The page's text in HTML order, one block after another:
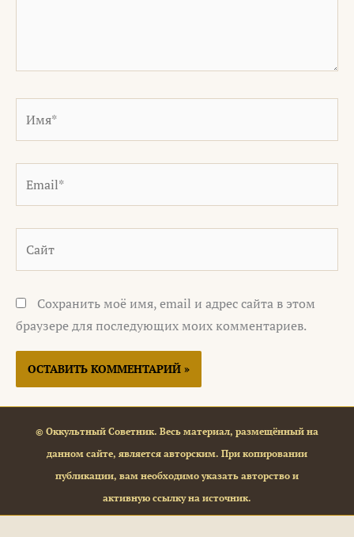
Сохранить моё имя, email и адрес сайта в этом
браузере для последующих моих комментариев.
© Оккультный Советник. Весь материал, размещённый на
данном сайте, является авторским. При копировании
публикации, вам необходимо указать авторство и
активную ссылку на источник.